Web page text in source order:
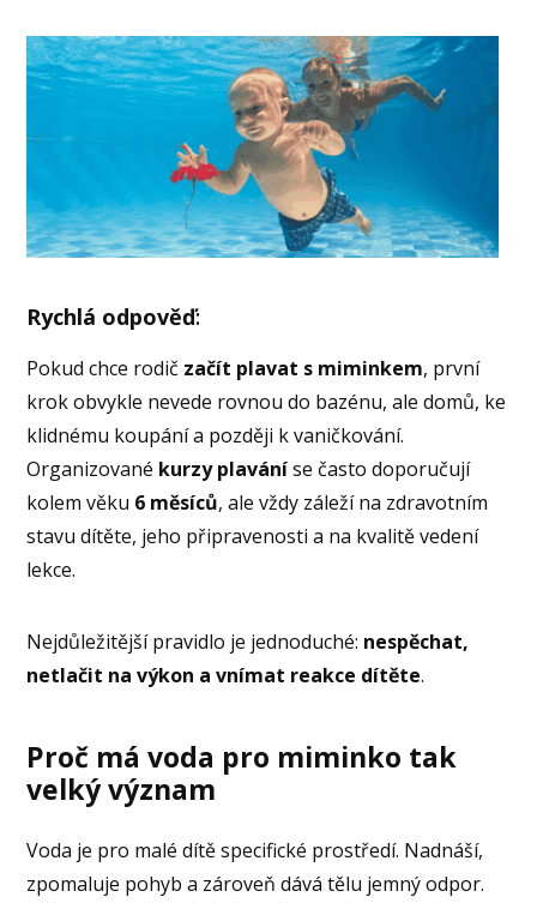
Rychlá odpověď:
Pokud chce rodič začít plavat s miminkem, první
krok obvykle nevede rovnou do bazénu, ale domů, ke
klidnému koupání a později k vaničkování.
Organizované kurzy plaváníse často doporučují
kolem věku 6 měsíců, ale vždy záleží na zdravotním
stavu dítěte, jeho připravenosti a na kvalitě vedení
lekce.
Nejdůležitější pravidlo je jednoduché: nespěchat,
netlačit na výkon a vnímat reakce dítěte.
Proč má voda pro miminko tak
velký význam
Voda je pro malé dítě specifické prostředí. Nadnáší,
zpomaluje pohyb a zároveň dává tělu jemný odpor.